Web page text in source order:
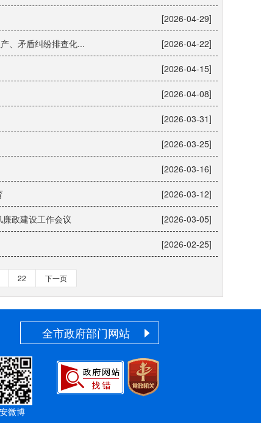
[2026-04-29]
、矛盾纠纷排查化... [2026-04-22]
[2026-04-15]
[2026-04-08]
[2026-03-31]
[2026-03-25]
[2026-03-16]
[2026-03-12]
政建设工作会议 [2026-03-05]
[2026-02-25]
22 下一页
全市政府部门网站
微博